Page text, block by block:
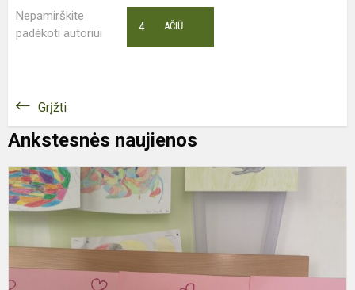
Nepamirškite
padėkoti autoriui
AČIŪ
4
Grįžti
Ankstesnės naujienos